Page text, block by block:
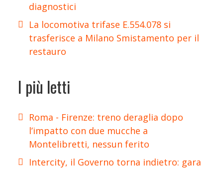
diagnostici
La locomotiva trifase E.554.078 si
trasferisce a Milano Smistamento per il
restauro
I più letti
Roma - Firenze: treno deraglia dopo
l’impatto con due mucche a
Montelibretti, nessun ferito
Intercity, il Governo torna indietro: gara